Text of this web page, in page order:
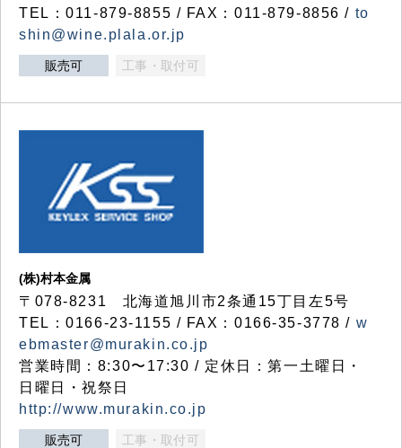
TEL：011-879-8855 / FAX：011-879-8856 / to
shin@wine.plala.or.jp
販売可 工事・取付可
(株)村本金属
〒078-8231 北海道旭川市2条通15丁目左5号
TEL：0166-23-1155 / FAX：0166-35-3778 / w
ebmaster@murakin.co.jp
営業時間：8:30〜17:30 / 定休日：第一土曜日・
日曜日・祝祭日
http://www.murakin.co.jp
販売可 工事・取付可